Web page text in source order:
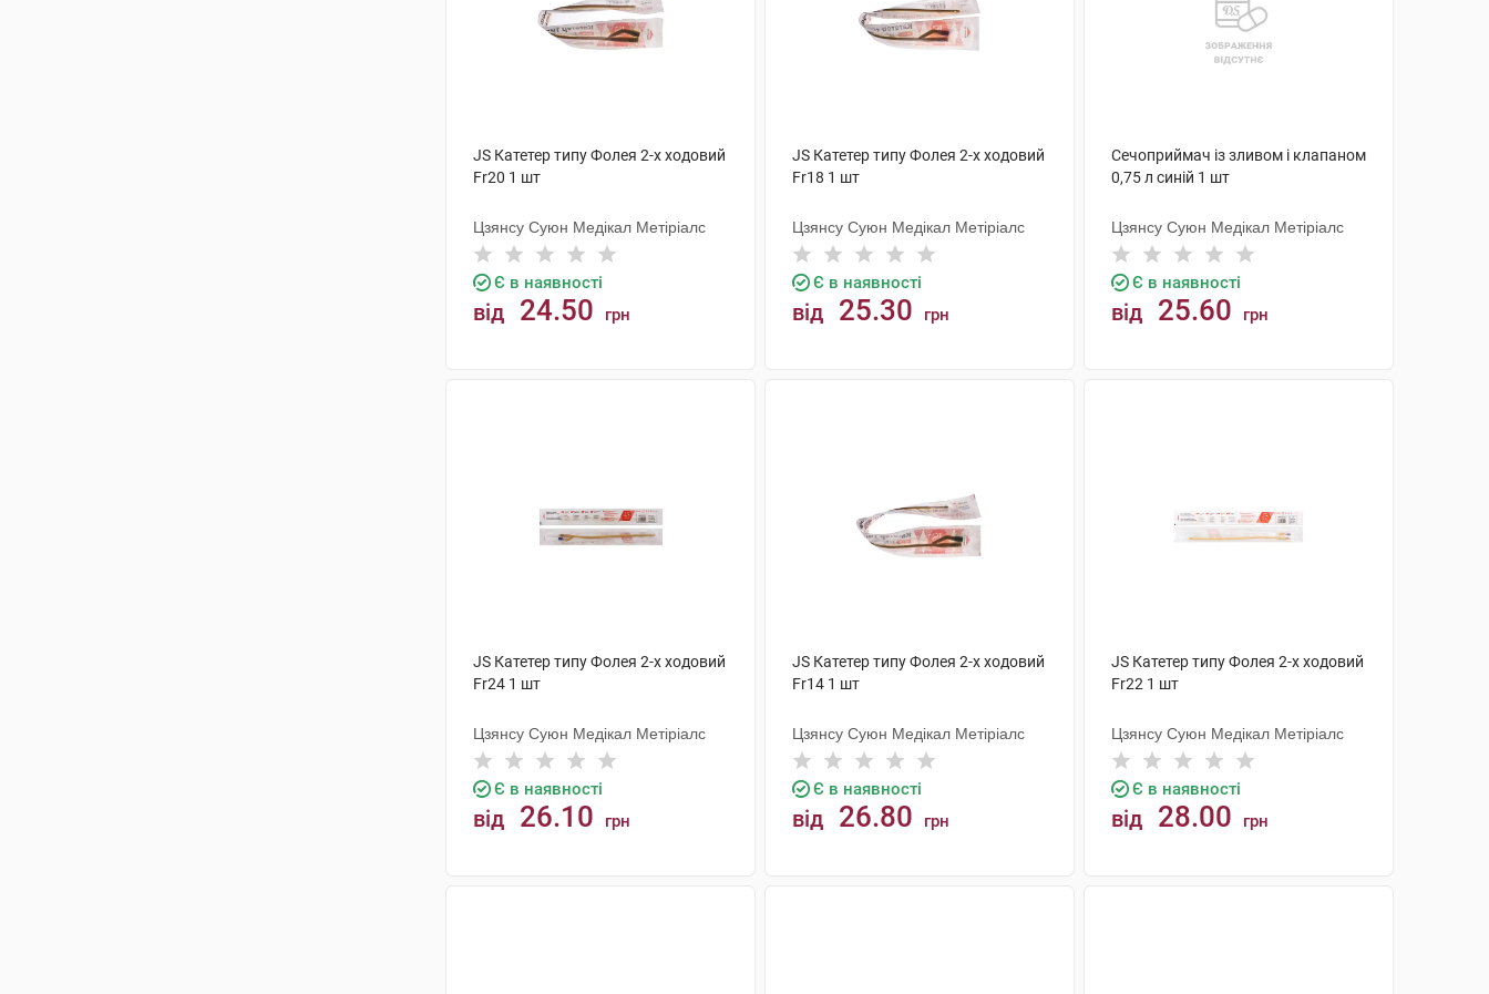
JS Катетер типу Фолея 2-х ходовий
Fr20 1 шт
Цзянсу Суюн Медікал Метіріалс
Є в наявності
від 24.50 грн
JS Катетер типу Фолея 2-х ходовий
Fr18 1 шт
Цзянсу Суюн Медікал Метіріалс
Є в наявності
від 25.30 грн
Сечоприймач із зливом і клапаном
0,75 л синій 1 шт
Цзянсу Суюн Медікал Метіріалс
Є в наявності
від 25.60 грн
JS Катетер типу Фолея 2-х ходовий
Fr24 1 шт
Цзянсу Суюн Медікал Метіріалс
Є в наявності
від 26.10 грн
JS Катетер типу Фолея 2-х ходовий
Fr14 1 шт
Цзянсу Суюн Медікал Метіріалс
Є в наявності
від 26.80 грн
JS Катетер типу Фолея 2-х ходовий
Fr22 1 шт
Цзянсу Суюн Медікал Метіріалс
Є в наявності
від 28.00 грн